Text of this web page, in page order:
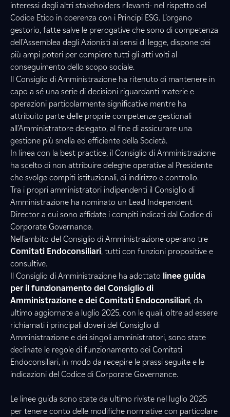
interessi degli altri stakeholders rilevanti- nel rispetto del
Codice Etico in coerenza con i Principi ESG. L’organo
gestorio, fatte salve le prerogative che sono di competenza
dell’Assemblea degli Azionisti ai sensi di legge, dispone dei
più ampi poteri per compiere tutti gli atti volti al
conseguimento dello scopo sociale.
Il Consiglio di Amministrazione ha ritenuto di mantenere in
capo a sé una serie di decisioni riguardanti materie e
operazioni particolarmente significative mentre ha
attribuito parte delle proprie competenze gestionali
all’Amministratore delegato, al fine di assicurare una
gestione più snella ed efficiente della Società.
In linea con la best practice, il Consiglio di Amministrazione
ha scelto di non attribuire deleghe operative al Presidente
che svolge compiti istituzionali, di indirizzo e controllo.
Tra i propri amministratori indipendenti il Consiglio di
Amministrazione ha nominato un Lead Independent
Director a cui sono affidate i compiti indicati dal Codice di
Corporate Governance.
Nell’ambito del Consiglio di Amministrazione operano tre
Comitati Endoconsiliari, tutti con funzioni propositive e
consultive.
Il Consiglio di Amministrazione ha adottato linee guida
per il funzionamento del Consiglio di
Amministrazione e dei Comitati Endoconsiliari, da
ultimo aggiornate a luglio 2025, con le quali, oltre ad essere
richiamati i principali doveri del Consiglio di
Amministrazione e dei singoli amministratori, sono state
declinate le regole di funzionamento dei Comitati
Endoconsiliari, in modo da recepire le prassi seguite e le
indicazioni del Codice di Corporate Governance.
Le linee guida sono state da ultimo riviste nel luglio 2025
per tenere conto delle modifiche normative con particolare